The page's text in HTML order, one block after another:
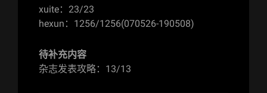
xuite：23/23
hexun：1256/1256(070526-190508)
待补充内容
杂志发表攻略：13/13